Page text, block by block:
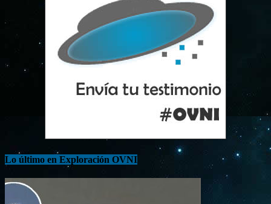
Lo último en Exploración OVNI